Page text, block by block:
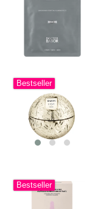
Bestseller
Bestseller